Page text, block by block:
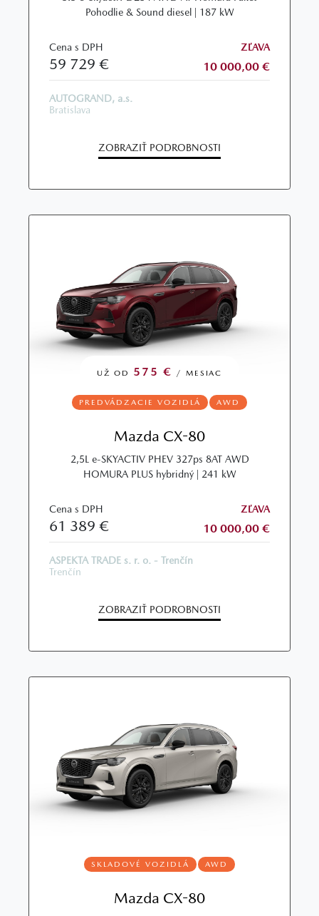
Pohodlie & Sound diesel | 187 kW
Cena s DPH
59 729 €
ZĽAVA
10 000,00 €
AUTOGRAND, a.s.
Bratislava
ZOBRAZIŤ PODROBNOSTI
UŽ OD 575 € / MESIAC
PREDVÁDZACIE VOZIDLÁ AWD
Mazda CX-80
2,5L e-SKYACTIV PHEV 327ps 8AT AWD
HOMURA PLUS hybridný | 241 kW
Cena s DPH
61 389 €
ZĽAVA
10 000,00 €
ASPEKTA TRADE s. r. o. - Trenčín
Trenčín
ZOBRAZIŤ PODROBNOSTI
SKLADOVÉ VOZIDLÁ AWD
Mazda CX-80